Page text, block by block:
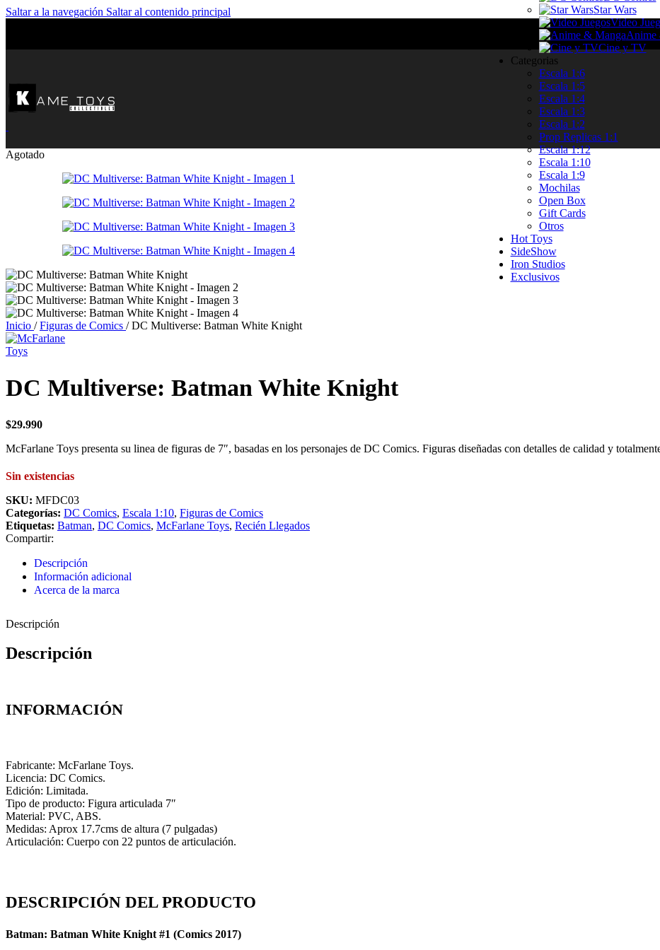
Saltar a la navegación Saltar al contenido principal
Star Wars
Video
Anime
Cine y TV
Categorias
Escala 1:6
Escala 1:5
Escala 1:4
Escala 1:3
Escala 1:2
Prop Replicas 1:1
Escala 1:12
Escala 1:10
Escala 1:9
Mochilas
Open Box
Gift Cards
Otros
Hot Toys
SideShow
Iron Studios
Exclusivos
Agotado
Inicio / Figuras de Comics / DC Multiverse: Batman White Knight
DC Multiverse: Batman White Knight
$29.990
McFarlane Toys presenta su linea de figuras de 7″, basadas en los personajes de DC Comics. Figuras diseñadas con detalles de calidad y
Sin existencias
SKU: MFDC03
Categorías: DC Comics, Escala 1:10, Figuras de Comics
Etiquetas: Batman, DC Comics, McFarlane Toys, Recién Llegados
Compartir:
Descripción
Información adicional
Acerca de la marca
Descripción
Descripción
INFORMACIÓN
Fabricante: McFarlane Toys.
Licencia: DC Comics.
Edición: Limitada.
Tipo de producto: Figura articulada 7″
Material: PVC, ABS.
Medidas: Aprox 17.7cms de altura (7 pulgadas)
Articulación: Cuerpo con 22 puntos de articulación.
DESCRIPCIÓN DEL PRODUCTO
Batman: Batman White Knight #1 (Comics 2017)